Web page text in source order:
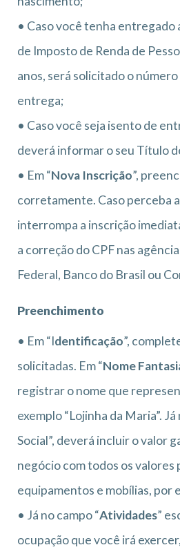
• Caso você tenha entregado
de Imposto de Renda de
anos, será solicitado o
entrega;
• Caso você seja isento de
deverá informar o seu Título
• Em “Nova Inscrição”,
corretamente. Caso perceba
interrompa a inscrição
a correção do CPF nas
Federal, Banco do Brasil ou
Preenchimento
• Em “Identificação”,
solicitadas. Em “Nome
registrar o nome que
exemplo “Lojinha da Maria”.
Social”, deverá incluir o valor
negócio com todos os valores
equipamentos e mobílias, por
• Já no campo “Atividades”
ocupação que você irá